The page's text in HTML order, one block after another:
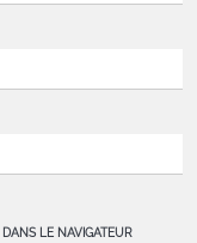
LE NAVIGATEUR